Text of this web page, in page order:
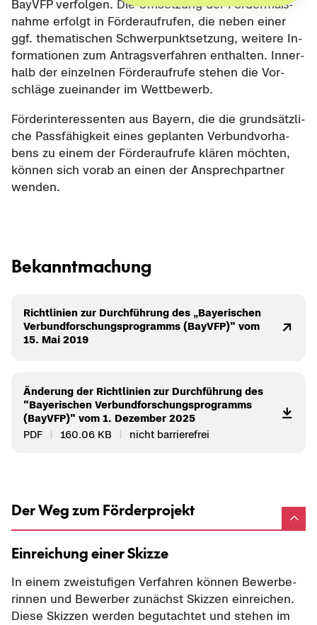
BayVFP ver­fol­gen. Die Um­set­zung der För­der­maß­
nah­me er­folgt in För­der­auf­ru­fen, die neben einer
ggf. the­ma­ti­schen Schwer­punkt­set­zung, wei­te­re In­
for­ma­tio­nen zum An­trags­ver­fah­ren ent­hal­ten. In­ner­
halb der ein­zel­nen För­der­auf­ru­fe ste­hen die Vor­
schlä­ge zu­ein­an­der im Wett­be­werb.
För­der­in­ter­es­sen­ten aus Bay­ern, die die grund­sätz­li­
che Pass­fä­hig­keit eines ge­plan­ten Ver­bund­vor­ha­
bens zu einem der För­der­auf­ru­fe klä­ren möch­ten,
kön­nen sich vorab an einen der An­sprech­part­ner
wen­den.
Be­kannt­ma­chung
Richt­li­ni­en zur Durch­füh­rung des „Baye­ri­schen
Ver­bund­for­schungs­pro­gramms (BayVFP)" vom
15. Mai 2019
Än­de­rung der Richt­li­ni­en zur Durch­füh­rung des
"Baye­ri­schen Ver­bund­for­schungs­pro­gramms
(BayVFP)" vom 1. De­zem­ber 2025
PDF
160.06 KB nicht bar­rie­re­frei
Der Weg zum Förderprojekt
Ein­rei­chung einer Skiz­ze
In einem zwei­stu­fi­gen Ver­fah­ren kön­nen Be­wer­be­
rin­nen und Be­wer­ber zu­nächst Skiz­zen ein­rei­chen.
Diese Skiz­zen wer­den be­gut­ach­tet und ste­hen im